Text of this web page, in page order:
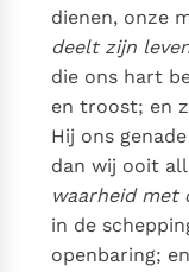
een taak"
RK
kerkelijke
Katholieke
en is volledig
Ik help mee!
dienen, onze
deelt zijn
die ons hart
en troost; en
Hij ons
dan wij ooit
waarheid met
in de
openbaring;